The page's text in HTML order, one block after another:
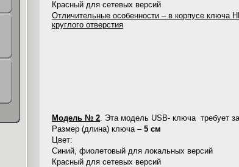
Красный для сетевых версий
Отличительные особенности – в корпусе ключа
круглого отверстия
Модель № 2 . Эта модель USB- ключа требует
Размер (длина) ключа – 5 см
Цвет:
Cиний, фиолетовый для локальных версий
Красный для сетевых версий